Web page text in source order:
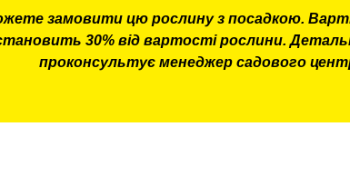
замовити цю рослину з посадкою.
30% від вартості рослини.
проконсультує менеджер садового